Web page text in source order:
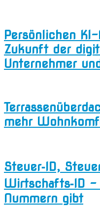
Persönlichen
Zukunft der
Unternehmer
mehr
Steuer‑ID,
Wirtschafts‑ID
Nummern gibt